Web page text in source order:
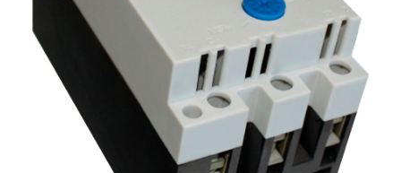
Стремянки с
опорой
Ширмы
РЗА (шторы)
Штендеры